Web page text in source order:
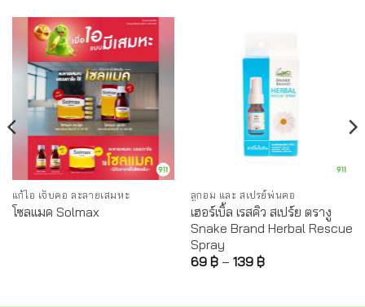
แก้ไอ เจ็บคอ ละลายเสมหะ
โซลแมค Solmax
ลูกอม และ สเปรย์พ่นคอ
เฮอร์เบิ้ล เรสคิว สเปร์ย ตรางู
Snake Brand Herbal Rescue
Spray
69 ฿– 139 ฿